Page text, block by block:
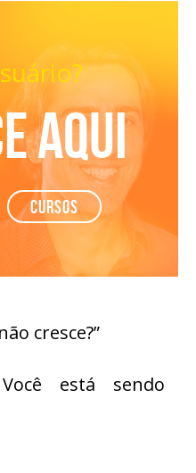
aqui
Cursos
cresce?”
está sendo